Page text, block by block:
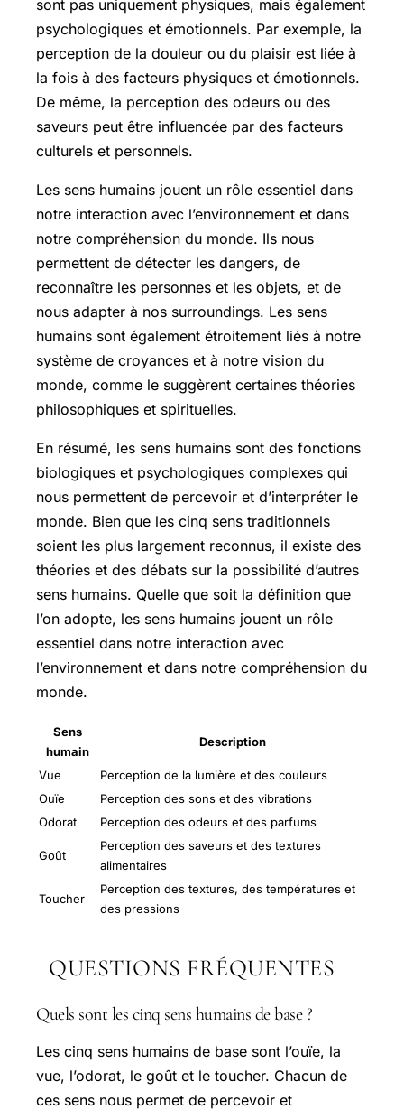
sont pas uniquement physiques, mais également
psychologiques et émotionnels. Par exemple, la
perception de la douleur ou du plaisir est liée à
la fois à des facteurs physiques et émotionnels.
De même, la perception des odeurs ou des
saveurs peut être influencée par des facteurs
culturels et personnels.
Les sens humains jouent un rôle essentiel dans
notre interaction avec l’environnement et dans
notre compréhension du monde. Ils nous
permettent de détecter les dangers, de
reconnaître les personnes et les objets, et de
nous adapter à nos surroundings. Les sens
humains sont également étroitement liés à notre
système de croyances et à notre vision du
monde, comme le suggèrent certaines théories
philosophiques et spirituelles.
En résumé, les sens humains sont des fonctions
biologiques et psychologiques complexes qui
nous permettent de percevoir et d’interpréter le
monde. Bien que les cinq sens traditionnels
soient les plus largement reconnus, il existe des
théories et des débats sur la possibilité d’autres
sens humains. Quelle que soit la définition que
l’on adopte, les sens humains jouent un rôle
essentiel dans notre interaction avec
l’environnement et dans notre compréhension du
monde.
Sens
humain
Description
Vue
Perception de la lumière et des couleurs
Ouïe
Perception des sons et des vibrations
Odorat
Perception des odeurs et des parfums
Goût
Perception des saveurs et des textures
alimentaires
Toucher
Perception des textures, des températures et
des pressions
QUESTIONS FRÉQUENTES
Quels sont les cinq sens humains de base ?
Les cinq sens humains de base sont l’ouïe, la
vue, l’odorat, le goût et le toucher. Chacun de
ces sens nous permet de percevoir et